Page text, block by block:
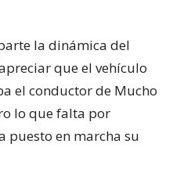
la dinámica del
que el vehículo
el conductor de Mucho
lo que falta por
puesto en marcha su